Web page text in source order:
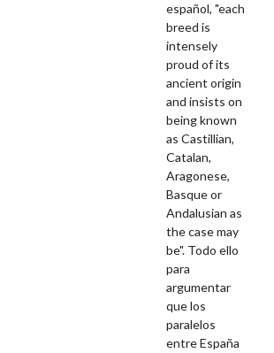
español, "each
breed is
intensely
proud of its
ancient origin
and insists on
being known
as Castillian,
Catalan,
Aragonese,
Basque or
Andalusian as
the case may
be". Todo ello
para
argumentar
que los
paralelos
entre España